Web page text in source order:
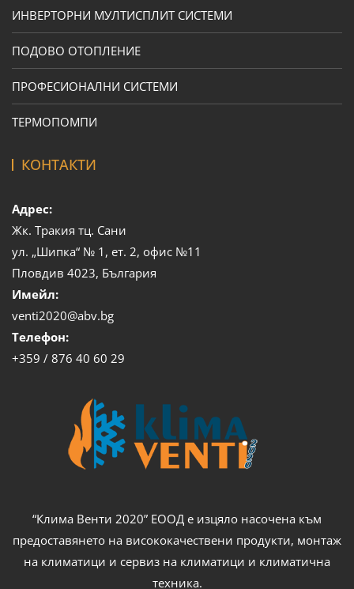
ИНВЕРТОРНИ МУЛТИСПЛИТ СИСТЕМИ
ПОДОВО ОТОПЛЕНИЕ
ПРОФЕСИОНАЛНИ СИСТЕМИ
ТЕРМОПОМПИ
КОНТАКТИ
Адрес:
Жк. Тракия тц. Сани
ул. „Шипка“ № 1, ет. 2, офис №11
Пловдив 4023, България
Имейл:
venti2020@abv.bg
Телефон:
+359 / 876 40 60 29
“Клима Венти 2020” ЕООД е изцяло насочена към
предоставянето на висококачествени продукти, монтаж
на климатици и сервиз на климатици и климатична
техника.